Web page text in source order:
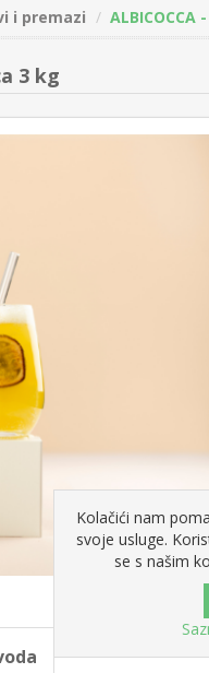
i premazi
3 kg
Kolačići nam
svoje usluge.
se s našim